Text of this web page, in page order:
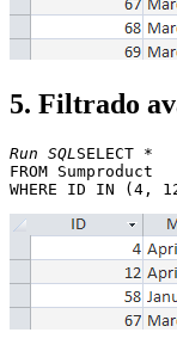
5. Filtrado
Run SQL SELECT *
FROM Sumproduct